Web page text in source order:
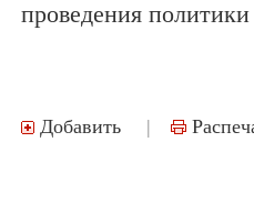
проведения
Добавить |